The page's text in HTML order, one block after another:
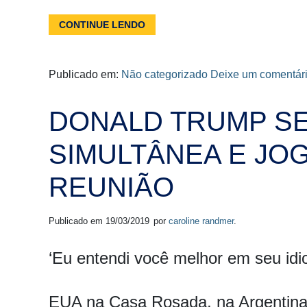
CONTINUE LENDO
Publicado em: Não categorizado Deixe um
DONALD TRUMP
SIMULTÂNEA E
REUNIÃO
Publicado em 19/03/2019 por caroline randmer.
‘Eu entendi você melhor em seu
EUA na Casa Rosada, na